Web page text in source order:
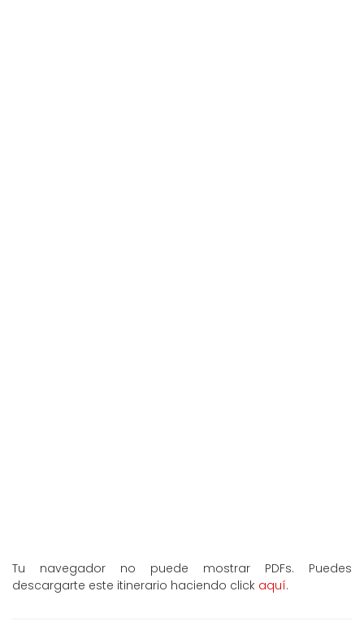
Tu navegador no puede mostrar PDFs. Puedes
descargarte este itinerario haciendo click aquí.